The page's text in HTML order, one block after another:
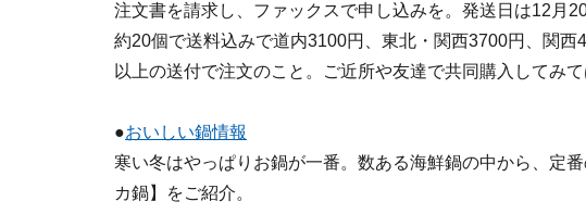
注文書を請求し、ファックスで申し込みを。発送日は12月
約20個で送料込みで道内3100円、東北・関西3700円、関西
以上の送付で注文のこと。ご近所や友達で共同購入してみて
●おいしい鍋情報
寒い冬はやっぱりお鍋が一番。数ある海鮮鍋の中から、定
カ鍋】をご紹介。